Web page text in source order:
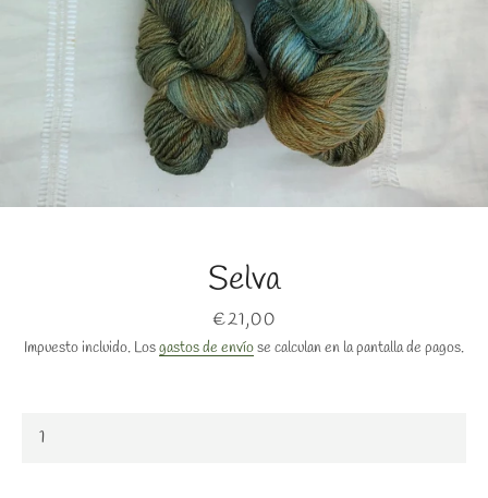
Selva
Precio
€21,00
Impuesto incluido. Losgastos de envíose calculan en la pantalla de pagos.